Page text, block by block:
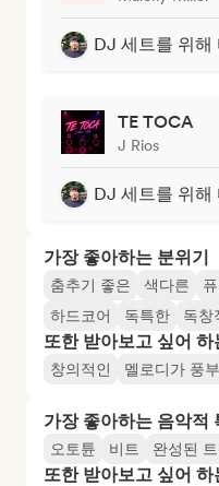
DJ 세트를 위해
TE TOCA
J Rios
DJ 세트를 위해
가장 좋아하는 분위기
춤추기 좋은 색다른
하드코어
독특한 독창
또한 받아보고 싶어 하
창의적인 멜로디가 풍
가장 좋아하는 음악적
오토튠 비트 완성된
또한 받아보고 싶어